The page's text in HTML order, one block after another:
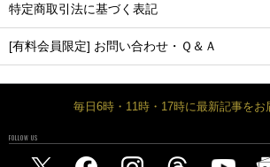
特定商取引法に基づく表記
[有料会員限定] お問い合わせ・Ｑ＆Ａ
毎日6時・11時・17時に最新記事をお
FOLLOW US